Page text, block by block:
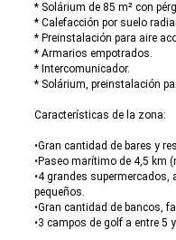
* Solárium de 85 m² con
* Calefacción por suelo
* Preinstalación para aire
* Armarios empotrados.
* Intercomunicador.
* Solárium, preinstalación
Características de la zona:
•Gran cantidad de bares y
•Paseo marítimo de 4,5 km
•4 grandes
pequeños.
•Gran cantidad de bancos,
•3 campos de golf a entre 5